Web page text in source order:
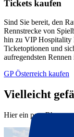
Tickets kaufen
Sind Sie bereit, den
Rennstrecke von
hin zu VIP Hospitality
Ticketoptionen und
aufregendsten
GP Österreich kaufen
Vielleicht
Hier ein paar Blogs